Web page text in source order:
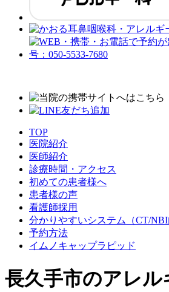
TOP
医院紹介
医師紹介
診療時間・アクセス
初めての患者様へ
患者様の声
看護師採用
分かりやすいシステム （CT/
予約方法
イムノキャップラピッド
長久手市のアレル